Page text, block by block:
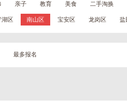
亲子 教育 美食 二手淘换
湖区 南山区 宝安区 龙岗区 盐
最多报名